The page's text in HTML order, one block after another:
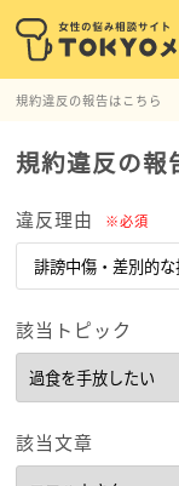
規約違反の報告はこちら
規約違反の報
違反理由 ※必須
該当トピック
該当文章